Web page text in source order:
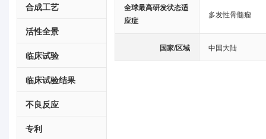
合成工艺
活性全景
临床试验
临床试验结果
不良反应
专利
全球最高研发状态适
应症
多发性骨髓瘤
国家/区域 中国大陆